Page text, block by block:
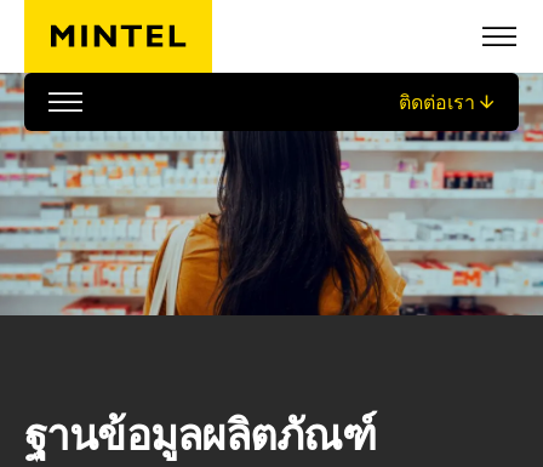
ข้ามไปยังเนื้อหาหลัก
ติดต่อเรา
ฐานข้อมูลผลิตภัณฑ์